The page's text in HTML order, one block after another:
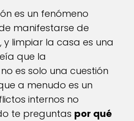
es un fenómeno
manifestarse de
y limpiar la casa es una
que la
es solo una cuestión
a menudo es un
internos no
te preguntas por qué